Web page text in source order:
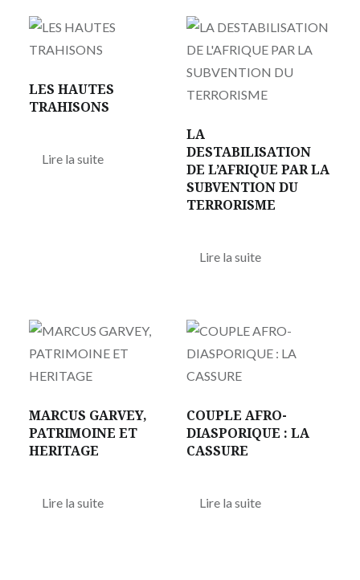
LES HAUTES
TRAHISONS
Lire la suite
LA
DESTABILISATION
DE L’AFRIQUE PAR LA
SUBVENTION DU
TERRORISME
Lire la suite
MARCUS GARVEY,
PATRIMOINE ET
HERITAGE
Lire la suite
COUPLE AFRO-
DIASPORIQUE : LA
CASSURE
Lire la suite